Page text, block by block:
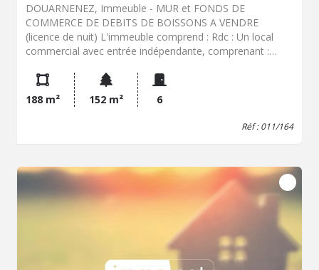
DOUARNENEZ, Immeuble - MUR et FONDS DE
COMMERCE DE DEBITS DE BOISSONS A VENDRE
(licence de nuit) L'immeuble comprend : Rdc : Un local
commercial avec entrée indépendante, comprenant :
deux locaux techniques. 1er étage et 2ème étage: Un
appartement en duplex avec entrée indépendante,
comprenant : Entrée, pièce à vivre avec coin cuisine
équipée et aménagée, w.-c avec lave mains, un bureau
370 000 € fonds de commerce 70 000 € - Classe énergie :
D - Classe climat : D - Prix Hon. Négo Inclus : 462 000 €
dont 5,00% Hon. Négo TTC charge acq. Prix Hors Hon.
Négo :440 000 € - Réf : 011/164
188 m² 152 m² 6
Réf : 011/164